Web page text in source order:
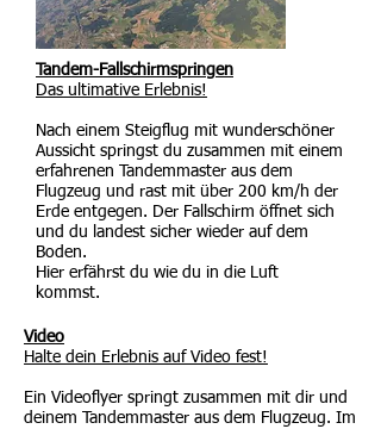
Tandem-Fallschirmspringen
Das ultimative Erlebnis!
Nach einem Steigflug mit wunderschöner
Aussicht springst du zusammen mit einem
erfahrenen Tandemmaster aus dem
Flugzeug und rast mit über 200 km/h der
Erde entgegen. Der Fallschirm öffnet sich
und du landest sicher wieder auf dem
Boden.
Hier erfährst du wie du in die Luft
kommst.
Video
Halte dein Erlebnis auf Video fest!
Ein Videoflyer springt zusammen mit dir und
deinem Tandemmaster aus dem Flugzeug. Im